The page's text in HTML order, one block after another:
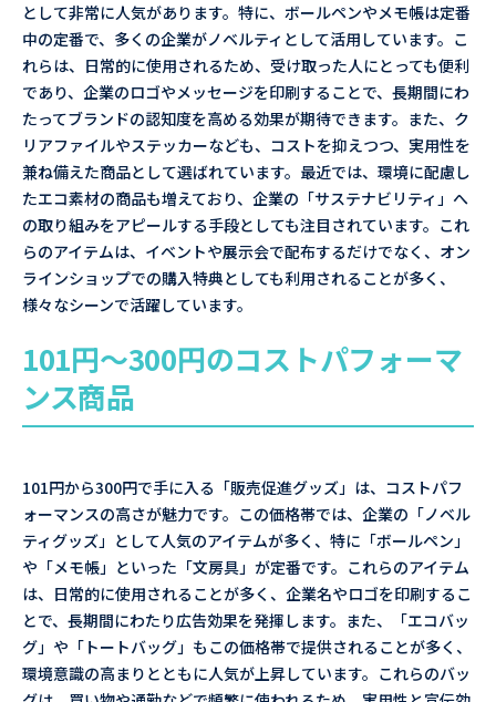
として非常に人気があります。特に、ボールペンやメモ帳は定番
中の定番で、多くの企業がノベルティとして活用しています。こ
れらは、日常的に使用されるため、受け取った人にとっても便利
であり、企業のロゴやメッセージを印刷することで、長期間にわ
たってブランドの認知度を高める効果が期待できます。また、ク
リアファイルやステッカーなども、コストを抑えつつ、実用性を
兼ね備えた商品として選ばれています。最近では、環境に配慮し
たエコ素材の商品も増えており、企業の「サステナビリティ」へ
の取り組みをアピールする手段としても注目されています。これ
らのアイテムは、イベントや展示会で配布するだけでなく、オン
ラインショップでの購入特典としても利用されることが多く、
様々なシーンで活躍しています。
101円～300円のコストパフォーマ
ンス商品
101円から300円で手に入る「販売促進グッズ」は、コストパフ
ォーマンスの高さが魅力です。この価格帯では、企業の「ノベル
ティグッズ」として人気のアイテムが多く、特に「ボールペン」
や「メモ帳」といった「文房具」が定番です。これらのアイテム
は、日常的に使用されることが多く、企業名やロゴを印刷するこ
とで、長期間にわたり広告効果を発揮します。また、「エコバッ
グ」や「トートバッグ」もこの価格帯で提供されることが多く、
環境意識の高まりとともに人気が上昇しています。これらのバッ